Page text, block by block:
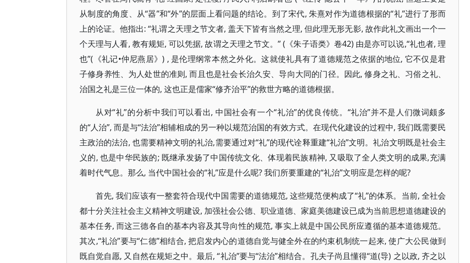
从制度的角度、从“器”和“外”的层面上看问题的结论。到了宋代, 朱熹对作为道德根据的“礼”进行了形而
上的论证。他指出: “礼谓之天理之节文者, 盖天下皆有当然之理, 但此理无形无影, 故作此礼文画出一个一
个天理与人看, 教有规矩, 可以凭据, 故谓之天理之节文。” (《朱子语类》卷42) 由是亦可以说,“礼也者, 理
也”(《礼记•仲尼燕居》) , 是伦理纲常本然之外化。这就使礼具有了道德规范之依据的地位, 它不仅是君
子修身养性、为人处世的准则, 而且也是社会长治久安、导向大同的门径。因此, 修身之礼、习俗之礼、
治国之礼是三位一体的, 这也正是儒家“修齐治平”的救世方略的道德根据。
从对“礼”的分析中我们可以看出, 中国社会有一个“礼治”的优良传统。“礼治”并不是人们微词颇多
的“人治”, 而是与“法治”相辅相成的另一种以规范治国的有效方式。在现代化建设的过程中, 我们既需要民
主政治的法治, 也需要精神文明的礼治,需要通过对“礼”的现代诠释重建“礼治”文明。礼治文明既是社会主
义的, 也是中华民族的; 既继承发扬了中国传统文化、体现着民族精神, 又吸取了全人类文明的成果,充满
着时代气息。那么, 当代中国社会的“礼”应是什么呢? 我们所要重建的“礼治”文明应是怎样的呢?
首先, 我们应该有一整套符合现代中国需要的道德规范, 这些规范便构成了“礼”的体系。当前, 全社会
都十分关注社会主义精神文明建设, 加强社会公德、职业道德、家庭美德建设已成为当前思想道德建设的
基本任务, 而这三德各自的基本内容及其导向性的规范, 事实上就是中国公民所应遵循的基本道德规范。
其次,“礼治”要与“仁德”相结合, 把启发内心的道德自觉与健全外在的约束机制统一起来, 使广大公民做到
既自觉自愿, 又自然在规矩之中。最后, “礼治”要与“法治”相结合。孔夫子尚且懂得“道(导) 之以政, 齐之以